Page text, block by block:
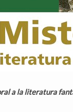
a la literatura